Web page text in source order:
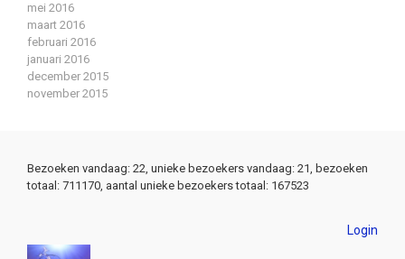
mei 2016
maart 2016
februari 2016
januari 2016
december 2015
november 2015
Bezoeken vandaag: 22, unieke bezoekers vandaag: 21, bezoeken
totaal: 711170, aantal unieke bezoekers totaal: 167523
Login